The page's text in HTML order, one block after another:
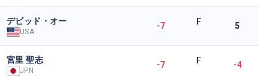
デビッド・オー
USA
-7 F 5
宮里 聖志
JPN
-7 F -4